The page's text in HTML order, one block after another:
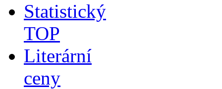
Statistický
TOP
Literární
ceny